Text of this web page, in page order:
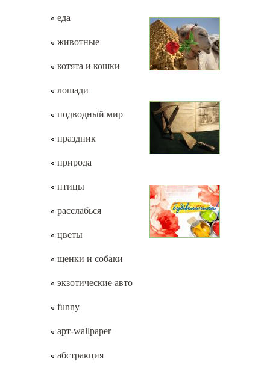
еда
животные
котята и кошки
лошади
подводный мир
праздник
природа
птицы
расслабься
цветы
щенки и собаки
экзотические авто
funny
арт-wallpaper
абстракция